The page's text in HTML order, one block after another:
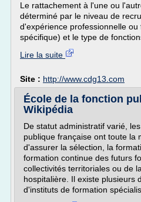
Le rattachement à l'une ou
déterminé par le niveau de
d'expérience professionnelle
spécifique) et le type de
Lire la suite
Site : http://www.cdg13.com
École de la fonction
Wikipédia
De statut administratif varié,
publique française ont toute la
d'assurer la sélection, la
formation continue des futurs
collectivités territoriales ou de
hospitalière. Il existe plusieurs
d'instituts de formation